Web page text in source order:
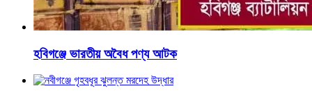
হবিগঞ্জে ভারতীয় অবৈধ পণ্য আটক